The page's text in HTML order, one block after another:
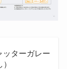
ッターガレー